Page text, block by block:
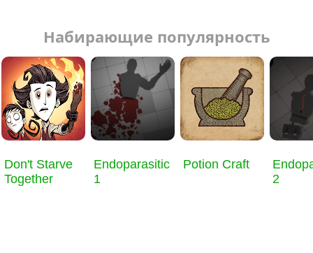
Набирающие популярность
Don't Starve
Together
Endoparasitic
1
Potion Craft
2